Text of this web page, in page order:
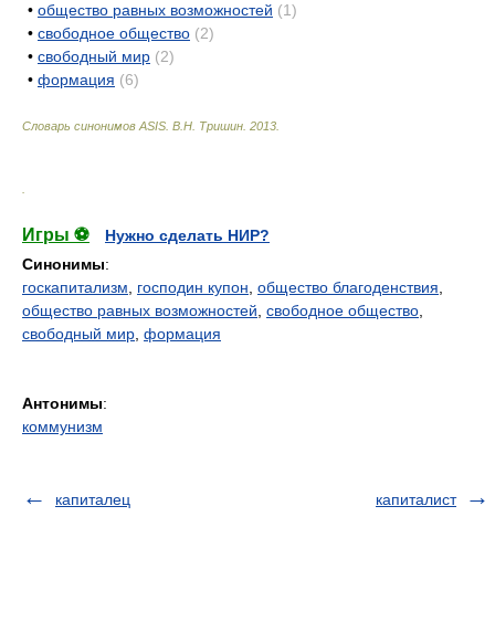
• общество равных возможностей (1)
• свободное общество (2)
• свободный мир (2)
• формация (6)
Словарь синонимов ASIS. В.Н. Тришин 2013
Игры ⚽
Нужно сделать НИР?
Синонимы:
госкапитализм
господин купон общество благоденствия
общество равных возможностей свободное общество
свободный мир формация
Антонимы:
коммунизм
капиталец капиталист